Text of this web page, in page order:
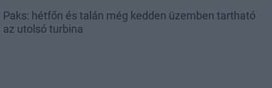
Paks: hétfőn és talán még kedden üzemben tartható
az utolsó turbina